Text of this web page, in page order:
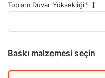
Toplam Duvar Yüksekliği
Baskı malzemesi seçin